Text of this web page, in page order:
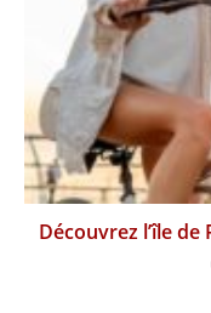
Découvrez l’île